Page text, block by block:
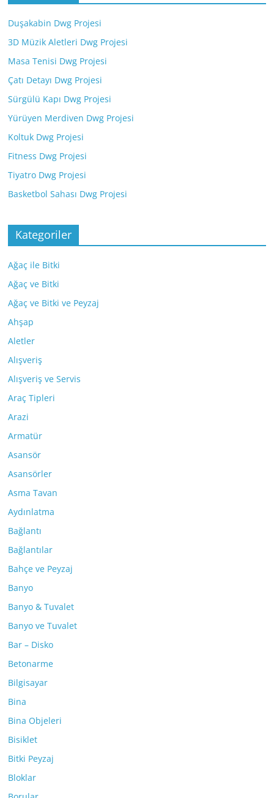
Duşakabin Dwg Projesi
3D Müzik Aletleri Dwg Projesi
Masa Tenisi Dwg Projesi
Çatı Detayı Dwg Projesi
Sürgülü Kapı Dwg Projesi
Yürüyen Merdiven Dwg Projesi
Koltuk Dwg Projesi
Fitness Dwg Projesi
Tiyatro Dwg Projesi
Basketbol Sahası Dwg Projesi
Kategoriler
Ağaç ile Bitki
Ağaç ve Bitki
Ağaç ve Bitki ve Peyzaj
Ahşap
Aletler
Alışveriş
Alışveriş ve Servis
Araç Tipleri
Arazi
Armatür
Asansör
Asansörler
Asma Tavan
Aydınlatma
Bağlantı
Bağlantılar
Bahçe ve Peyzaj
Banyo
Banyo & Tuvalet
Banyo ve Tuvalet
Bar – Disko
Betonarme
Bilgisayar
Bina
Bina Objeleri
Bisiklet
Bitki Peyzaj
Bloklar